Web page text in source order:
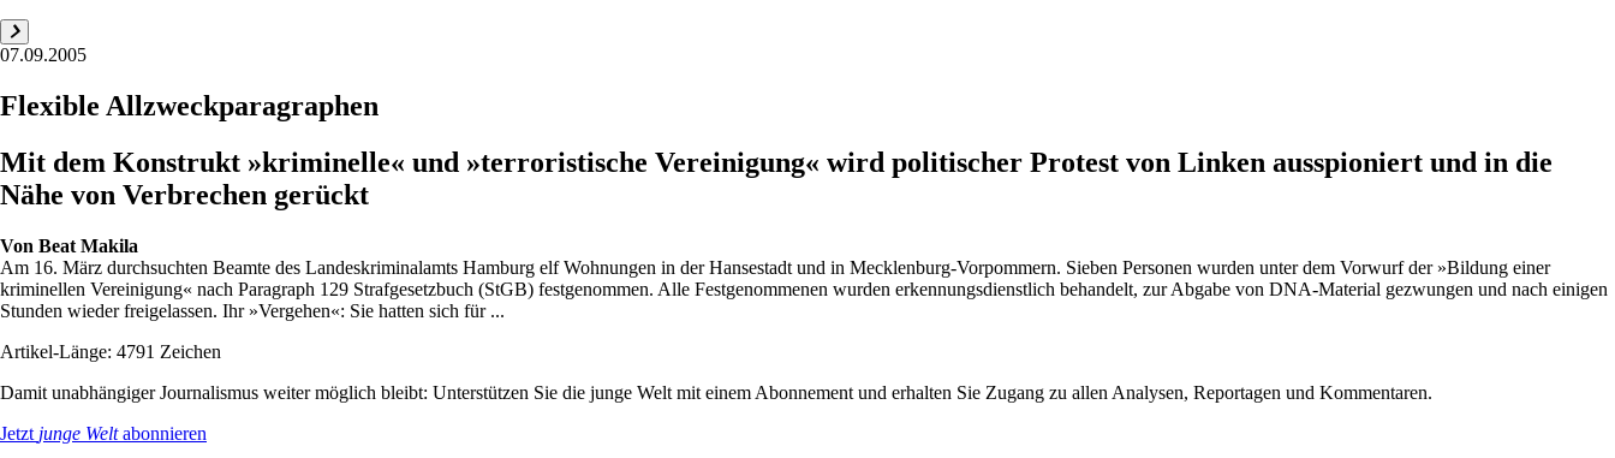
07.09.2005
Flexible Allzweckparagraphen
Mit dem Konstrukt »kriminelle« und »terroristische Vereinigung« wird politischer Protest von Linken ausspioniert und in die
Nähe von Verbrechen gerückt
Von Beat Makila
Am 16. März durchsuchten Beamte des Landeskriminalamts Hamburg elf Wohnungen in der Hansestadt und in Mecklenburg-Vorpommern. Sieben Personen wurden unter dem Vorwurf der »Bildung einer
kriminellen Vereinigung« nach Paragraph 129 Strafgesetzbuch (StGB) festgenommen. Alle Festgenommenen wurden erkennungsdienstlich behandelt, zur Abgabe von DNA-Material gezwungen und nach einigen
Stunden wieder freigelassen. Ihr »Vergehen«: Sie hatten sich für ...
Artikel-Länge: 4791 Zeichen
Damit unabhängiger Journalismus weiter möglich bleibt: Unterstützen Sie die junge Welt mit einem Abonnement und erhalten Sie Zugang zu allen Analysen, Reportagen und Kommentaren.
Jetzt junge Weltabonnieren